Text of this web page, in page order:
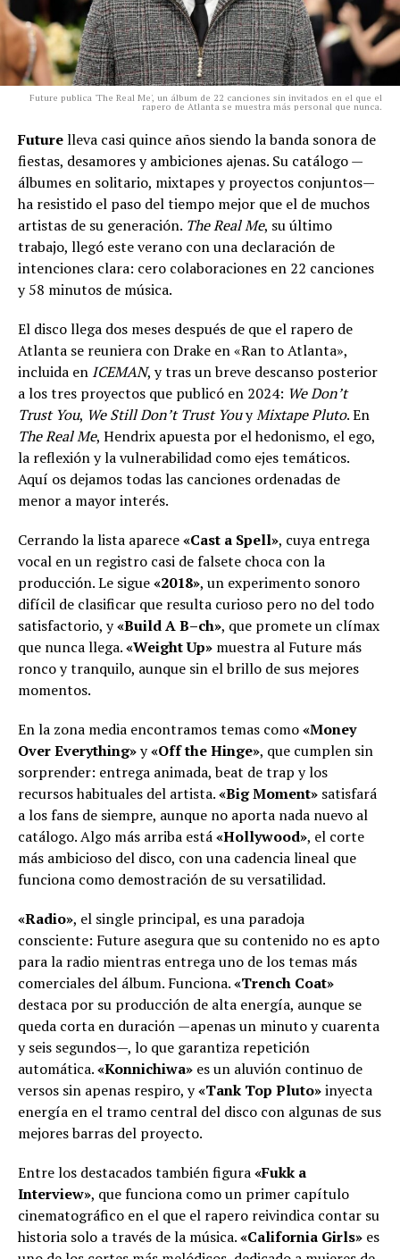
Future publica 'The Real Me', un álbum de 22 canciones sin invitados en el que el
rapero de Atlanta se muestra más personal que nunca.
Futurelleva casi quince años siendo la banda sonora de
fiestas, desamores y ambiciones ajenas. Su catálogo —
álbumes en solitario, mixtapes y proyectos conjuntos—
ha resistido el paso del tiempo mejor que el de muchos
artistas de su generación. The Real Me, su último
trabajo, llegó este verano con una declaración de
intenciones clara: cero colaboraciones en 22 canciones
y 58 minutos de música.
El disco llega dos meses después de que el rapero de
Atlanta se reuniera con Drake en «Ran to Atlanta»,
incluida en ICEMAN, y tras un breve descanso posterior
a los tres proyectos que publicó en 2024: We Don’t
Trust You, We Still Don’t Trust YouyMixtape Pluto. En
The Real Me, Hendrix apuesta por el hedonismo, el ego,
la reflexión y la vulnerabilidad como ejes temáticos.
Aquí os dejamos todas las canciones ordenadas de
menor a mayor interés.
Cerrando la lista aparece«Cast a Spell», cuya entrega
vocal en un registro casi de falsete choca con la
producción. Le sigue«2018», un experimento sonoro
difícil de clasificar que resulta curioso pero no del todo
satisfactorio, y«Build A B–ch», que promete un clímax
que nunca llega.«Weight Up» muestra al Future más
ronco y tranquilo, aunque sin el brillo de sus mejores
momentos.
En la zona media encontramos temas como«Money
Over Everything»y«Off the Hinge», que cumplen sin
sorprender: entrega animada, beat de trap y los
recursos habituales del artista.«Big Moment» satisfará
a los fans de siempre, aunque no aporta nada nuevo al
catálogo. Algo más arriba está«Hollywood», el corte
más ambicioso del disco, con una cadencia lineal que
funciona como demostración de su versatilidad.
«Radio», el single principal, es una paradoja
consciente: Future asegura que su contenido no es apto
para la radio mientras entrega uno de los temas más
comerciales del álbum. Funciona.«Trench Coat»
destaca por su producción de alta energía, aunque se
queda corta en duración —apenas un minuto y cuarenta
y seis segundos—, lo que garantiza repetición
automática.«Konnichiwa» es un aluvión continuo de
versos sin apenas respiro, y«Tank Top Pluto»inyecta
energía en el tramo central del disco con algunas de sus
mejores barras del proyecto.
Entre los destacados también figura«Fukk a
Interview», que funciona como un primer capítulo
cinematográfico en el que el rapero reivindica contar su
historia solo a través de la música.«California Girls» es